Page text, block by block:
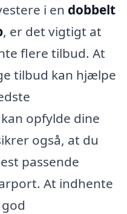
i en dobbelt
, er det vigtigt at
flere tilbud. At
tilbud kan hjælpe
opfylde dine
også, at du
passende
At indhente